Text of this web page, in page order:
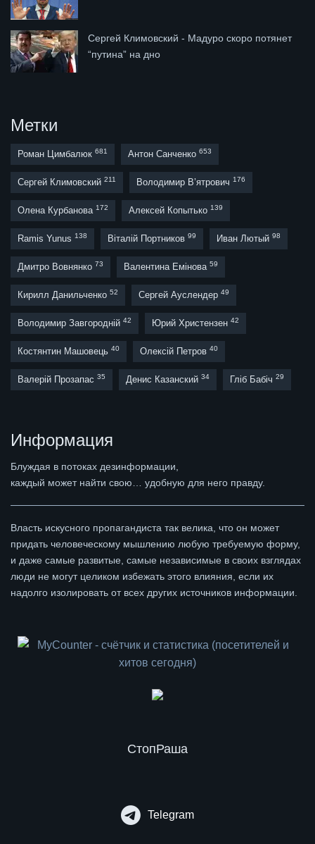
Сергей Климовский - Мадуро скоро потянет
“путина” на дно
Метки
Роман Цимбалюк 681 Антон Санченко 653
Сергей Климовский 211 Володимир В’ятрович 176
Олена Курбанова 172 Алексей Копытько 139
Ramis Yunus 138 Віталій Портников 99 Иван Лютый 98
Дмитро Вовнянко 73 Валентина Емінова 59
Кирилл Данильченко 52 Сергей Ауслендер 49
Володимир Завгородній 42 Юрий Христензен 42
Костянтин Машовець 40 Олексій Петров 40
Валерій Прозапас 35 Денис Казанский 34 Гліб Бабіч 29
Информация
Блуждая в потоках дезинформации,
каждый может найти свою… удобную для него правду.
Власть искусного пропагандиста так велика, что он может
придать человеческому мышлению любую требуемую форму,
и даже самые развитые, самые независимые в своих взглядах
люди не могут целиком избежать этого влияния, если их
надолго изолировать от всех других источников информации.
СтопРаша
Telegram